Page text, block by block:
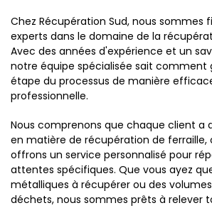
Chez Récupération Sud, nous sommes
experts dans le domaine de la
Avec des années d'expérience et un
notre équipe spécialisée sait comment
étape du processus de manière
professionnelle.
Nous comprenons que chaque client a
en matière de récupération de ferraille,
offrons un service personnalisé pour
attentes spécifiques. Que vous ayez
métalliques à récupérer ou des
déchets, nous sommes prêts à relever